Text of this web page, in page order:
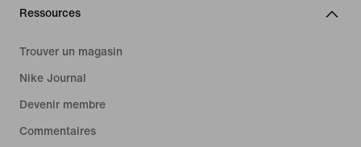
Ressources
Trouver un magasin
Nike Journal
Devenir membre
Commentaires